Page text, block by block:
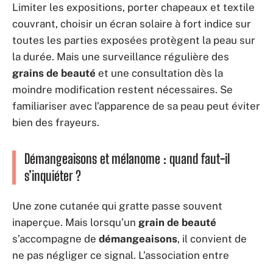
Limiter les expositions, porter chapeaux et textile
couvrant, choisir un écran solaire à fort indice sur
toutes les parties exposées protègent la peau sur
la durée. Mais une surveillance régulière des
grains de beauté et une consultation dès la
moindre modification restent nécessaires. Se
familiariser avec l’apparence de sa peau peut éviter
bien des frayeurs.
Démangeaisons et mélanome : quand faut-il
s’inquiéter ?
Une zone cutanée qui gratte passe souvent
inaperçue. Mais lorsqu’un grain de beauté
s’accompagne de démangeaisons, il convient de
ne pas négliger ce signal. L’association entre